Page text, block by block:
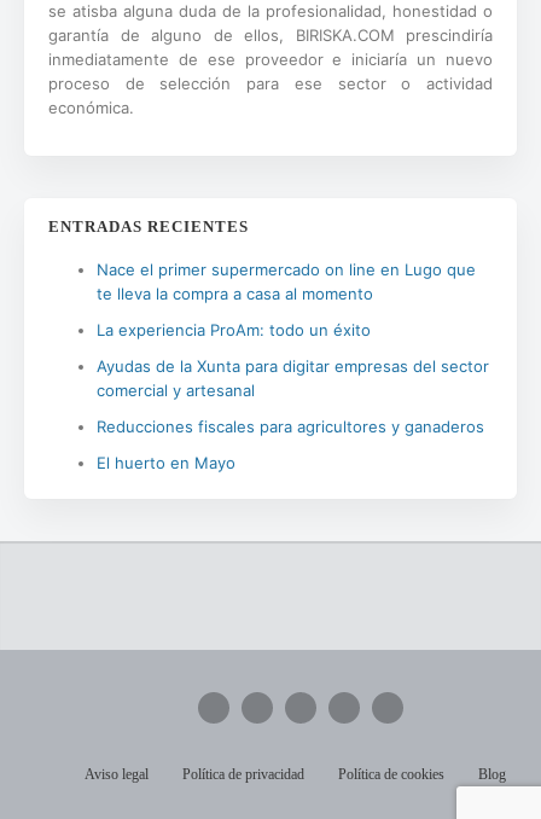
se atisba alguna duda de la profesionalidad, honestidad o
garantía de alguno de ellos, BIRISKA.COM prescindiría
inmediatamente de ese proveedor e iniciaría un nuevo
proceso de selección para ese sector o actividad
económica.
ENTRADAS RECIENTES
Nace el primer supermercado on line en Lugo que
te lleva la compra a casa al momento
La experiencia ProAm: todo un éxito
Ayudas de la Xunta para digitar empresas del sector
comercial y artesanal
Reducciones fiscales para agricultores y ganaderos
El huerto en Mayo
Aviso legal Política de privacidad Política de cookies Blog